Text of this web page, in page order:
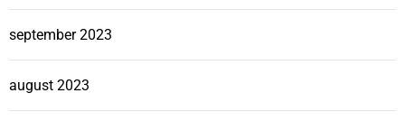
september 2023
august 2023